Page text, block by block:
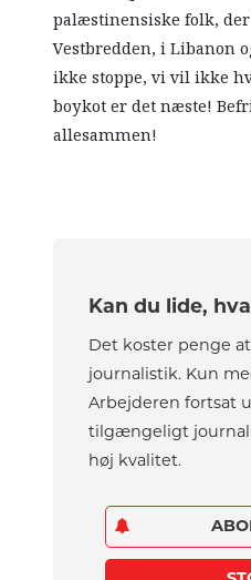
palæstinensiske folk,
Vestbredden, i Libanon
ikke stoppe, vi vil ikke
boykot er det næste!
allesammen!
Kan du lide,
Det koster penge
journalistik. Kun
Arbejderen fortsat
tilgængeligt
høj kvalitet.